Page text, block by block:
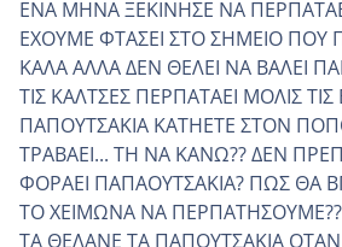
ΕΝΑ ΜΗΝΑ ΞΕΚΙΝΗΣΕ ΝΑ
ΕΧΟΥΜΕ ΦΤΑΣΕΙ ΣΤΟ ΣΗΜΕΙΟ ΠΟΥ
ΚΑΛΑ ΑΛΛΑ ΔΕΝ ΘΕΛΕΙ ΝΑ ΒΑΛΕΙ
ΤΙΣ ΚΑΛΤΣΕΣ ΠΕΡΠΑΤΑΕΙ ΜΟΛΙΣ
ΠΑΠΟΥΤΣΑΚΙΑ ΚΑΤΗΕΤΕ ΣΤΟΝ
ΤΡΑΒΑΕΙ... ΤΗ ΝΑ ΚΑΝΩ?? ΔΕΝ
ΦΟΡΑΕΙ ΠΑΠΑΟΥΤΣΑΚΙΑ? ΠΩΣ ΘΑ
ΤΟ ΧΕΙΜΩΝΑ ΝΑ ΠΕΡΠΑΤΗΣΟΥΜΕ??
ΤΑ ΘΕΛΑΝΕ ΤΑ ΠΑΠΟΥΤΣΑΚΙΑ